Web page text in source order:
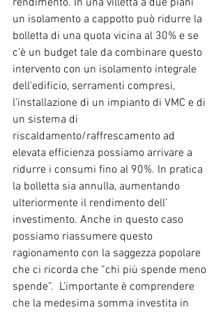
rendimento. In una villetta a due piani
un isolamento a cappotto può ridurre la
bolletta di una quota vicina al 30% e se
c’è un budget tale da combinare questo
intervento con un isolamento integrale
dell’edificio, serramenti compresi,
l’installazione di un impianto di VMC e di
un sistema di
riscaldamento/raffrescamento ad
elevata efficienza possiamo arrivare a
ridurre i consumi fino al 90%. In pratica
la bolletta sia annulla, aumentando
ulteriormente il rendimento dell’
investimento. Anche in questo caso
possiamo riassumere questo
ragionamento con la saggezza popolare
che ci ricorda che “chi più spende meno
spende”.  L’importante è comprendere
che la medesima somma investita in